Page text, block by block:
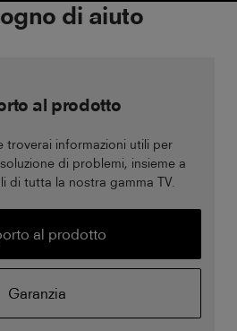
di aiuto
al prodotto
troverai informazioni utili per
di problemi, insieme a
di tutta la nostra gamma TV.
al prodotto
Garanzia